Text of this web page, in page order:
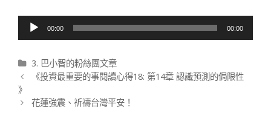
訊
放
器
00:00 00:00
分類
3. 巴小智的粉絲團文章
文章導航列
《投資最重要的事閱讀心得18: 第14章 認識預測的侷限性
》
花蓮強震、祈禱台灣平安！